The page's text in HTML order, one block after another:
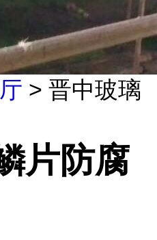
> 晋中玻璃
片防腐